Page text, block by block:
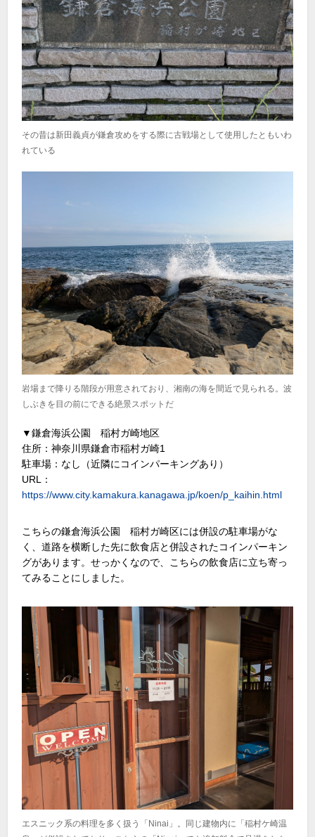
その昔は新田義貞が鎌倉攻めをする際に古戦場として使用したともいわ
れている
岩場まで降りる階段が用意されており、湘南の海を間近で見られる。波
しぶきを目の前にできる絶景スポットだ
▼鎌倉海浜公園 稲村ガ崎地区
住所：神奈川県鎌倉市稲村ガ崎1
駐車場：なし（近隣にコインパーキングあり）
URL：
https://www.city.kamakura.kanagawa.jp/koen/p_kaihin.html
こちらの鎌倉海浜公園 稲村ガ崎区には併設の駐車場がな
く、道路を横断した先に飲食店と併設されたコインパーキン
グがあります。せっかくなので、こちらの飲食店に立ち寄っ
てみることにしました。
エスニック系の料理を多く扱う「Ninai」。同じ建物内に「稲村ケ崎温